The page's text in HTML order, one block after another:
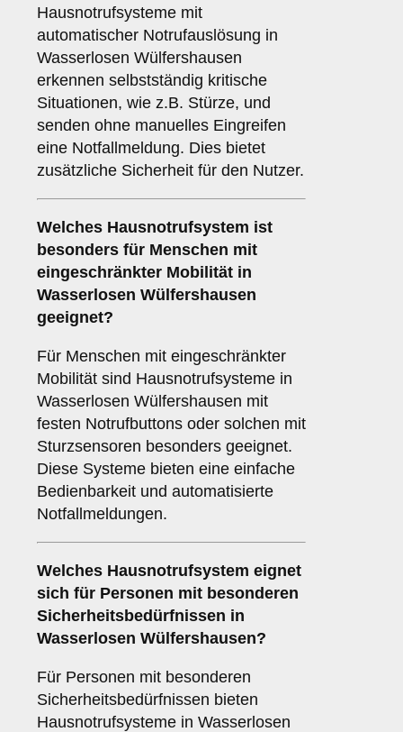
Hausnotrufsysteme mit
automatischer Notrufauslösung in
Wasserlosen Wülfershausen
erkennen selbstständig kritische
Situationen, wie z.B. Stürze, und
senden ohne manuelles Eingreifen
eine Notfallmeldung. Dies bietet
zusätzliche Sicherheit für den Nutzer.
Welches Hausnotrufsystem ist
besonders für Menschen mit
eingeschränkter Mobilität in
Wasserlosen Wülfershausen
geeignet?
Für Menschen mit eingeschränkter
Mobilität sind Hausnotrufsysteme in
Wasserlosen Wülfershausen mit
festen Notrufbuttons oder solchen mit
Sturzsensoren besonders geeignet.
Diese Systeme bieten eine einfache
Bedienbarkeit und automatisierte
Notfallmeldungen.
Welches Hausnotrufsystem eignet
sich für Personen mit besonderen
Sicherheitsbedürfnissen in
Wasserlosen Wülfershausen?
Für Personen mit besonderen
Sicherheitsbedürfnissen bieten
Hausnotrufsysteme in Wasserlosen